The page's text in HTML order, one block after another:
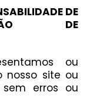
DE
DE
ou
nosso site ou
sem erros ou